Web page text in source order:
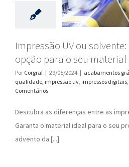
Design
Impressão UV ou
opção para o seu material
Por Corgraf | 29/05/2024 | acabamentos
qualidade impressão uv impressos digitais
Comentários
Descubra as diferenças entre as
Garanta o material ideal para o seu
advento da [...]